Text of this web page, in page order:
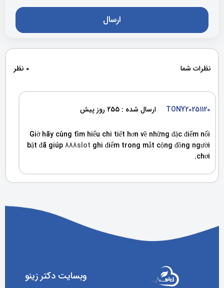
نظرات شما 0 نظر
TONY20251120 ارسال شده : 255 روز پیش
Giờ hãy cùng tìm hiểu chi tiết hơn về những đặc điểm nổi
bật đã giúp888slot ghi điểm trong mắt cộng đồng người
chơi.
وبسایت دکتر زینو